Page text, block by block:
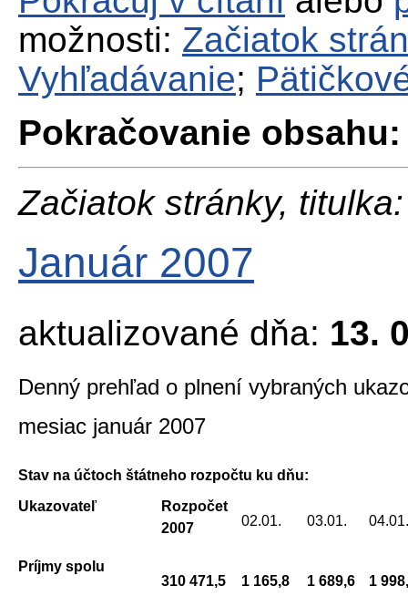
možnosti: Začiatok
Vyhľadávanie;
Pokračovanie obsahu:
Začiatok stránky, titulka:
Január 2007
aktualizované dňa: 13.
Denný prehľad o plnení vybraných
mesiac január 2007
Stav na účtoch štátneho rozpočtu ku dňu:
Ukazovateľ
Rozpočet
2007
02.01. 03.01.
Príjmy spolu
310 471,5
1 165,8 1 689,6 1